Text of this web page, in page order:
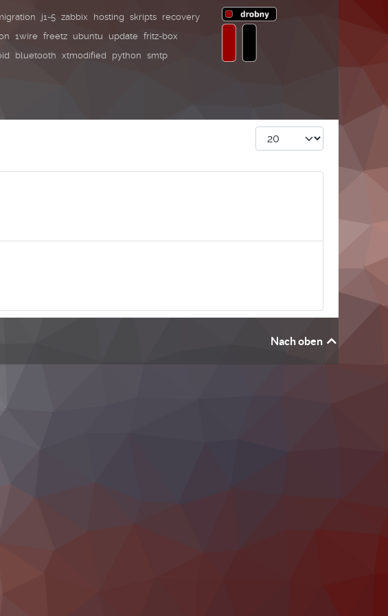
j1-5 zabbix hosting skripts recovery
1wire freetz ubuntu update fritz-box
bluetooth xtmodified python smtp
Anzeige #
Nach oben